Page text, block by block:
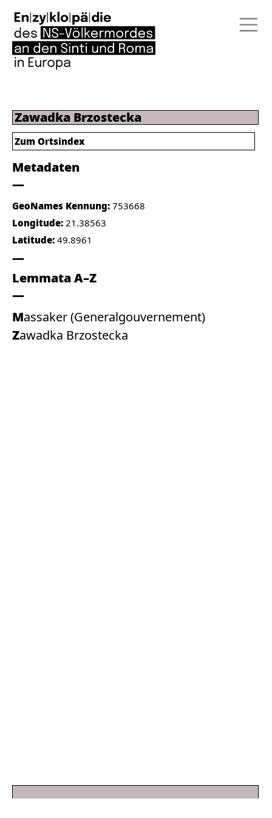
Zawadka Brzostecka
Metadaten
GeoNames Kennung: 753668
Longitude: 21.38563
Latitude: 49.8961
Lemmata A–Z
Massaker (Generalgouvernement)
Zawadka Brzostecka
Zum Ortsindex